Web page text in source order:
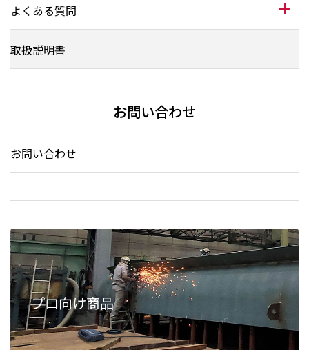
よくある質問
取扱説明書
お問い合わせ
お問い合わせ
プロ向け商品